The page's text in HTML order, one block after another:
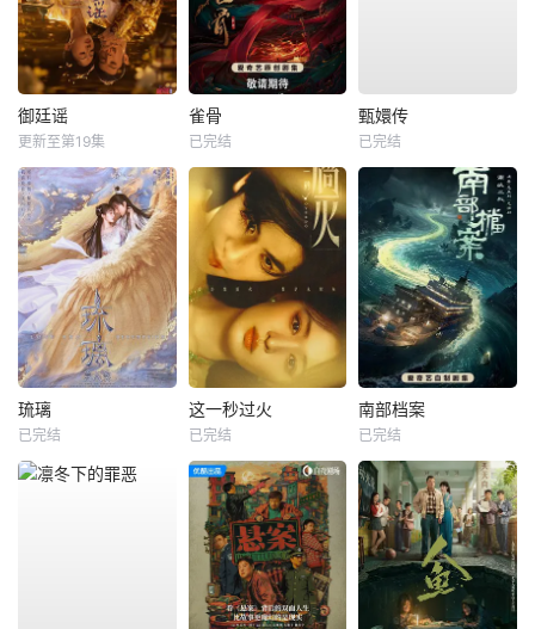
御廷谣
更新至第19集
雀骨
已完结
甄嬛传
已完结
琉璃
已完结
这一秒过火
已完结
南部档案
已完结